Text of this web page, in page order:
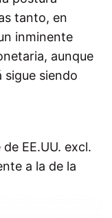
tanto, en
inminente
aunque
sigue siendo
EE.UU. excl.
a la de la